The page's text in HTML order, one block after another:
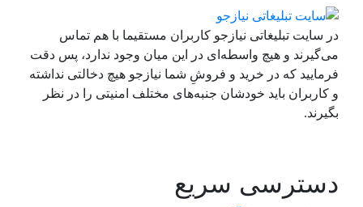
در سایت تبلیغاتی نیازجو کاربران مستقیما با هم تماس
می‌گیرند و هیچ واسطه‌ای در این میان وجود ندارد، پس دقت
فرمایید که در خرید و فروشِ شما نیازجو هیچ دخالتی نداشته
و کاربران باید خودشان جنبه‌های مختلف امنیتی را در نظر
بگیرند.
دسترسی سریع